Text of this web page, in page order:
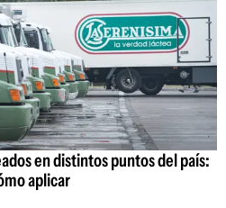
en distintos puntos del país:
aplicar